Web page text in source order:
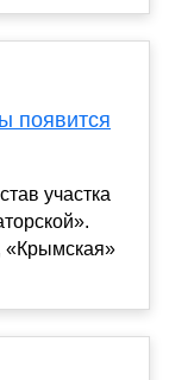
появится
участка
«Крымская»